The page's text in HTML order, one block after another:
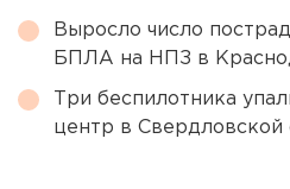
Выросло число
БПЛА на НПЗ в
Три беспилотника
центр в Свердловской